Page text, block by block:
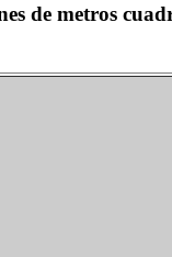
de metros